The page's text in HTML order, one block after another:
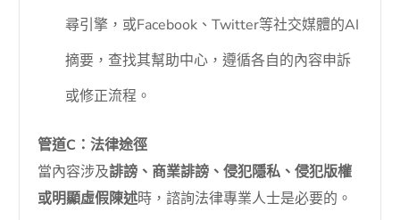
尋引擎，或Facebook、Twitter等社交媒體的AI
摘要，查找其幫助中心，遵循各自的內容申訴
或修正流程。
管道C：法律途徑
當內容涉及誹謗、商業誹謗、侵犯隱私、侵犯版權
或明顯虛假陳述時，諮詢法律專業人士是必要的。